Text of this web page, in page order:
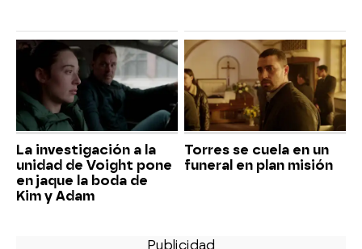
La investigación a la
unidad de Voight pone
en jaque la boda de
Kim y Adam
Torres se cuela en un
funeral en plan misión